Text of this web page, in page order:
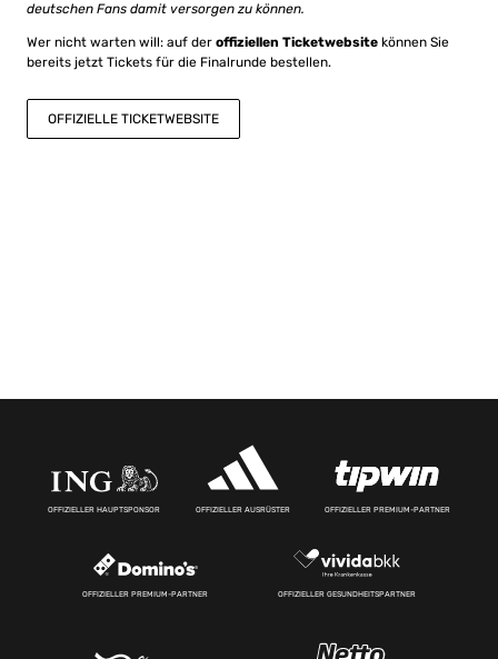
deutschen Fans damit versorgen zu können.
Wer nicht warten will: auf der offiziellen Ticketwebsite können Sie
bereits jetzt Tickets für die Finalrunde bestellen.
OFFIZIELLE TICKETWEBSITE
OFFIZIELLER HAUPTSPONSOR OFFIZIELLER AUSRÜSTER OFFIZIELLER PREMIUM-PARTNER
OFFIZIELLER PREMIUM-PARTNER OFFIZIELLER GESUNDHEITSPARTNER